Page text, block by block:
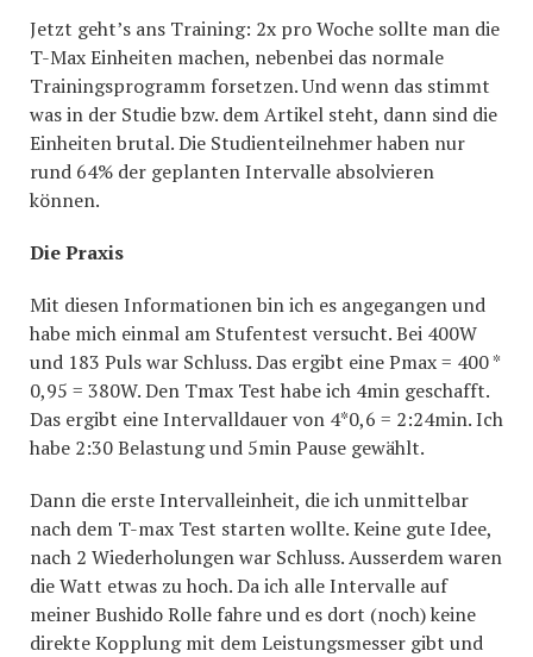
Jetzt geht’s ans Training: 2x pro Woche sollte man die
T-Max Einheiten machen, nebenbei das normale
Trainingsprogramm forsetzen. Und wenn das stimmt
was in der Studie bzw. dem Artikel steht, dann sind die
Einheiten brutal. Die Studienteilnehmer haben nur
rund 64% der geplanten Intervalle absolvieren
können.
Die Praxis
Mit diesen Informationen bin ich es angegangen und
habe mich einmal am Stufentest versucht. Bei 400W
und 183 Puls war Schluss. Das ergibt eine Pmax = 400 *
0,95 = 380W. Den Tmax Test habe ich 4min geschafft.
Das ergibt eine Intervalldauer von 4*0,6 = 2:24min. Ich
habe 2:30 Belastung und 5min Pause gewählt.
Dann die erste Intervalleinheit, die ich unmittelbar
nach dem T-max Test starten wollte. Keine gute Idee,
nach 2 Wiederholungen war Schluss. Ausserdem waren
die Watt etwas zu hoch. Da ich alle Intervalle auf
meiner Bushido Rolle fahre und es dort (noch) keine
direkte Kopplung mit dem Leistungsmesser gibt und